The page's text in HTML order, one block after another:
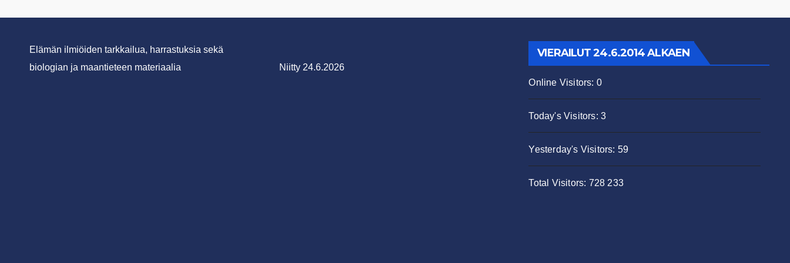
Elämän ilmiöiden tarkkailua, harrastuksia sekä
biologian ja maantieteen materiaalia
Niitty 24.6.2026
VIERAILUT 24.6.2014 ALKAEN
Online Visitors: 0
Today's Visitors: 3
Yesterday's Visitors: 59
Total Visitors: 728 233